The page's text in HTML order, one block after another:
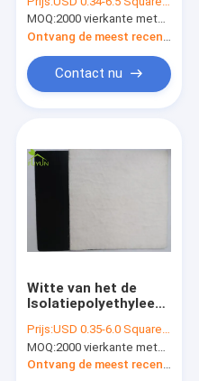
Geomembrane Doek
voor Kanaal
MOQ:2000 vierkante meters
Contact nu
Witte van het de
Isolatiepolyethyleen
Samengestelde
Geomembrane de
Vijvervoeringen
Prijs:USD 0.35-6.0 Square Meter
MOQ:2000 vierkante meters